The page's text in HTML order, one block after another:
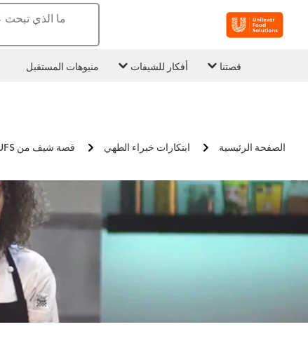
ما الذي تبحث
قصتنا أفكار للشيفات منيوهات المستقبل
الصفحة الرئيسية ابتكارات خبراء الطهي قصة شيف من UFS